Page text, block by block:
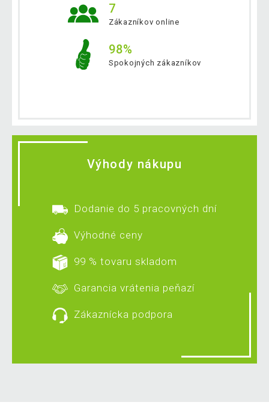
7
Zákazníkov online
98%
Spokojných zákazníkov
Výhody nákupu
Dodanie do 5 pracovných dní
Výhodné ceny
99 % tovaru skladom
Garancia vrátenia peňazí
Zákaznícka podpora